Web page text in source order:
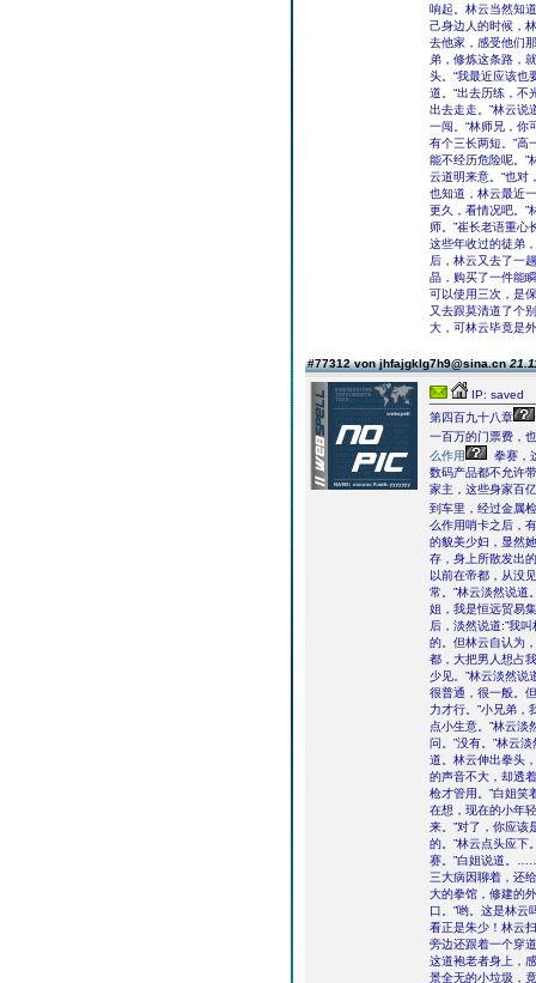
响起。林云当然知
己身边人的时候，
去他家，感受他们
弟，修炼这条路，
头。“我最近应该也
道。“出去历练，不
出去走走。”林云说
一闯。“林师兄，
有个三长两短。”高
能不经历危险呢。”
云道明来意。“也对
也知道，林云最近
更久，看情况吧。”
师。”崔长老语重
这些年收过的徒弟
后，林云又去了一
晶，购买了一件能
可以使用三次，是
又去跟莫清道了个
大，可林云毕竟是
#77312 von jhfajgklg7h9@sina.cn
IP: saved
第四百九十八章
一百万的门票费，
么作用
拳赛，
数码产品都不允许
家主，这些身家百
到车里，经过金属
么作用哨卡之后，
的貌美少妇，显然
存，身上所散发出
以前在帝都，从没
常。”林云淡然说道
姐，我是恒远贸易
后，淡然说道:”我
的。但林云自认为
都，大把男人想占
少见。”林云淡然说
很普通，很一般。
力才行。”小兄弟，
点小生意。”林云淡
问。”没有。”林云
道。林云伸出拳头
的声音不大，却透
枪才管用。”白姐笑
在想，现在的小年
来。”对了，你应该
的。”林云点头应下
赛。”白姐说道。
三大病因聊着，还
大的拳馆，修建的
口。”哟。这是林云
看正是朱少！林云
旁边还跟着一个穿
这道袍老者身上，
景全无的小垃圾，